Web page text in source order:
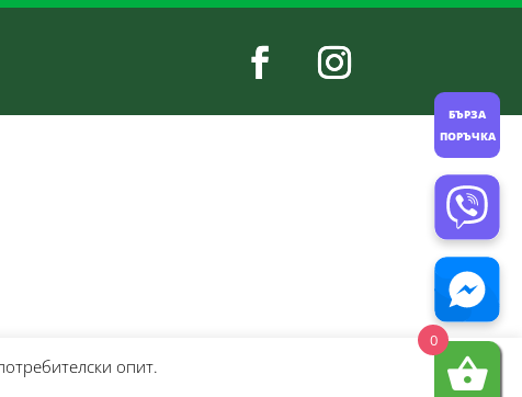
опит.
0
БЪРЗА
ПОРЪЧКА